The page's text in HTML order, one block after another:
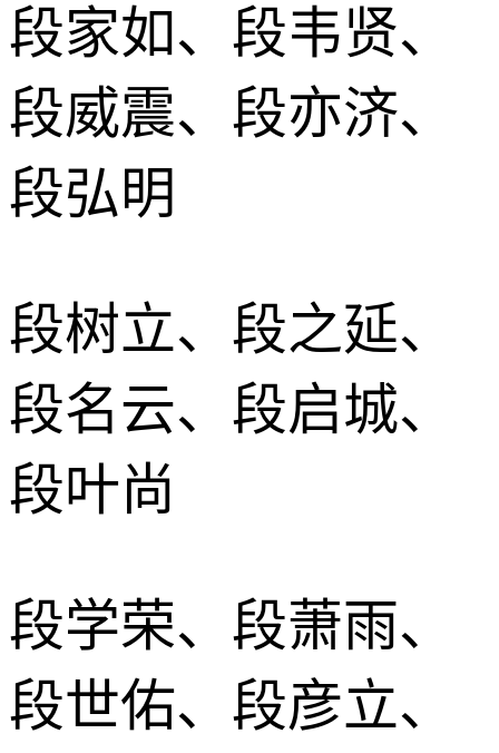
段家如、段韦贤、
段威震、段亦济、
段弘明
段树立、段之延、
段名云、段启城、
段叶尚
段学荣、段萧雨、
段世佑、段彦立、